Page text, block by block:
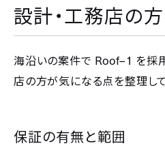
設計・工務店の
海沿いの案件で Roof–1 を採
店の方が気になる点を整理して
保証の有無と範囲